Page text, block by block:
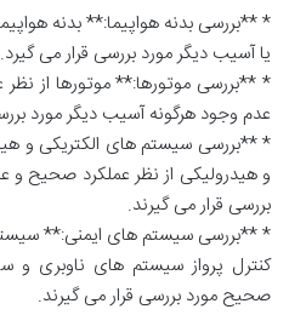
* **بررسی بدنه هواپیما:** بدنه
یا آسیب دیگر مورد بررسی قرار می گیرد.
* **بررسی موتورها:** موتورها از
عدم وجود هرگونه آسیب دیگر مورد
* **بررسی سیستم های الکتریکی و
و هیدرولیکی از نظر عملکرد صحیح و
بررسی قرار می گیرند.
* **بررسی سیستم های ایمنی:**
کنترل پرواز سیستم های ناوبری و
صحیح مورد بررسی قرار می گیرند.